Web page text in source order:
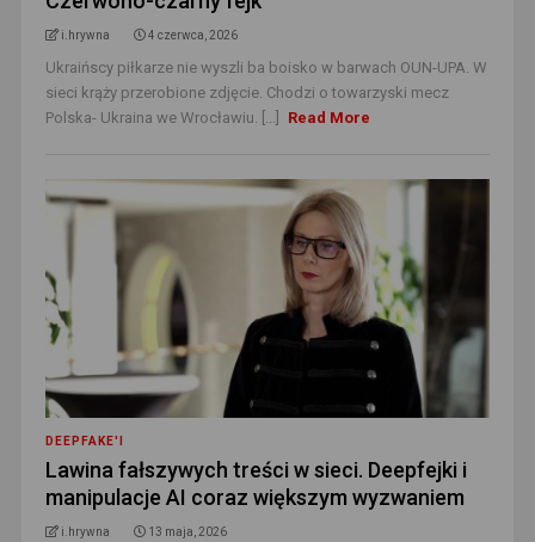
i.hrywna 4 czerwca, 2026
Ukraińscy piłkarze nie wyszli ba boisko w barwach OUN-UPA. W
sieci krąży przerobione zdjęcie. Chodzi o towarzyski mecz
Polska- Ukraina we Wrocławiu. [...]
Read More
DEEPFAKE'I
Lawina fałszywych treści w sieci. Deepfejki i
manipulacje AI coraz większym wyzwaniem
i.hrywna 13 maja, 2026